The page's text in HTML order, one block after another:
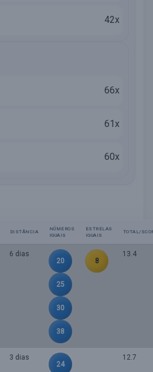
42x
66x
61x
60x
DISTÂNCIA
NÚMEROS
IGUAIS
ESTRELAS
IGUAIS
TOTAL/
6 dias
20
25
30
38
8
13.4
3 dias
24
12.7